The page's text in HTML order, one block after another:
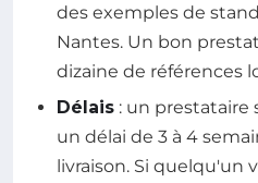
des exemples de
Nantes. Un bon
dizaine de références
Délais : un prestataire
un délai de 3 à 4
livraison. Si quelqu'un